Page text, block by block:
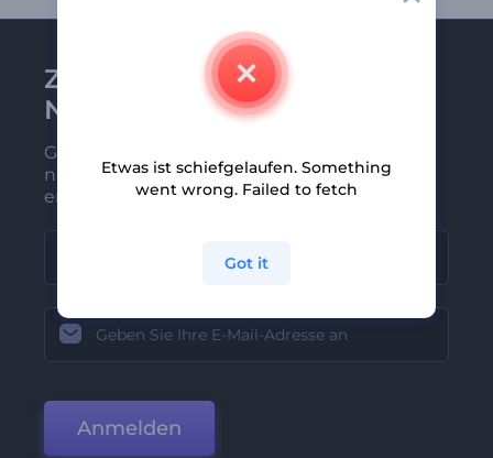
Zu Renderforest-
Newsletter anmelden
Gehören Sie zu den Ersten, die unsere
neuesten Nachrichten und Angebote
erhalten
Anmelden
Etwas ist schiefgelaufen. Something
went wrong. Failed to fetch
Got it